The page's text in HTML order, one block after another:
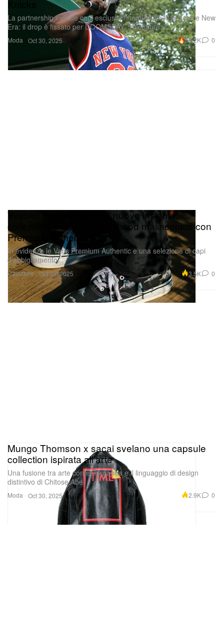
Moda
La partnership include capi esclusivi firmati Mitchell & Ness e New
Era: il drop è fissato per DOOMSDAY, 31 ottobre.
Oct 30, 2025 30.2K 0
Calzature
Yusuke Hanai e Vans di nuovo insieme:
collezione autunnale dal mood malinconico con
Premium Authentic
In evidenza le Vans Premium Authentic e una selezione di capi
d’abbigliamento.
Oct 30, 2025 3.5K 0
Moda
Mungo Thomson x sacai svelano una capsule
collection ispirata all’arte
Una fusione tra arte contemporanea e il linguaggio di design
distintivo di Chitose Abe.
Oct 30, 2025 2.9K 0